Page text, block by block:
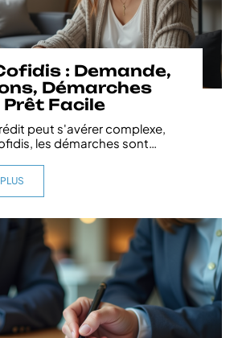
: Demande,
Démarches
Prêt Facile
peut s'avérer complexe,
les démarches sont